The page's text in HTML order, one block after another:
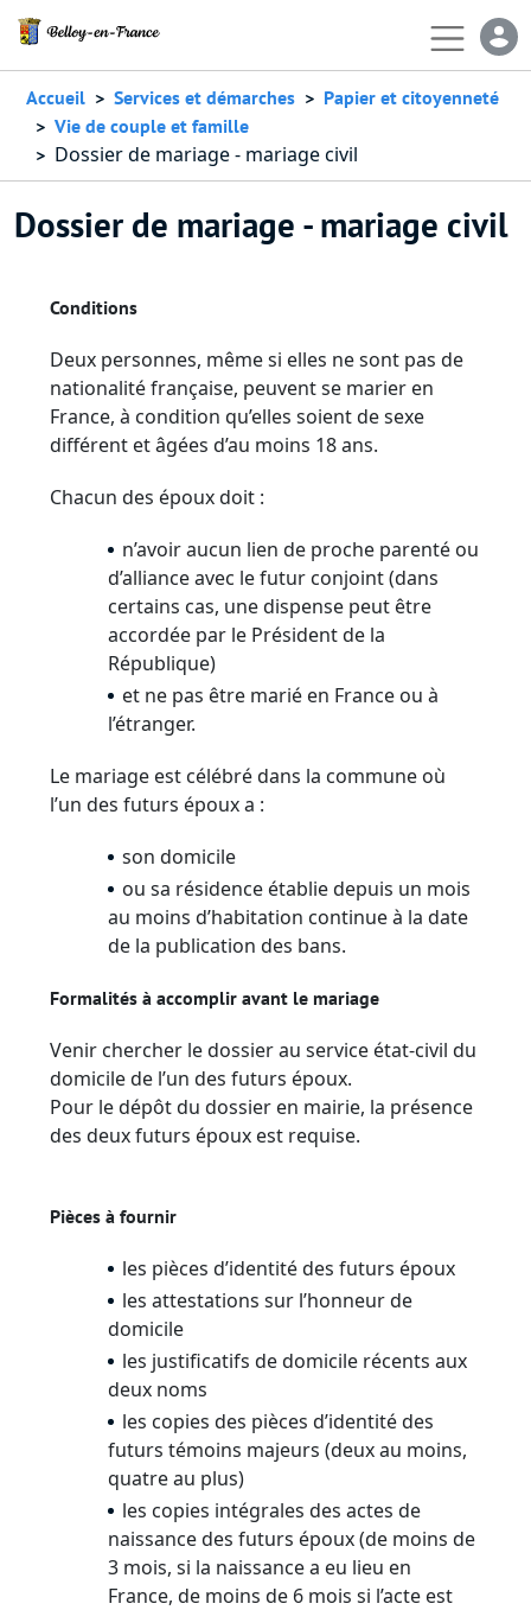
Accueil Services et démarches
Papier et citoyenneté
Vie de couple et famille
Dossier de mariage - mariage civil
Dossier de mariage - mariage civil
Conditions
Deux personnes, même si elles ne sont pas de
nationalité française, peuvent se marier en
France, à condition qu’elles soient de sexe
différent et âgées d’au moins 18 ans.
Chacun des époux doit :
n’avoir aucun lien de proche parenté ou
d’alliance avec le futur conjoint (dans
certains cas, une dispense peut être
accordée par le Président de la
République)
et ne pas être marié en France ou à
l’étranger.
Le mariage est célébré dans la commune où
l’un des futurs époux a :
son domicile
ou sa résidence établie depuis un mois
au moins d’habitation continue à la date
de la publication des bans.
Formalités à accomplir avant le mariage
Venir chercher le dossier au service état-civil du
domicile de l’un des futurs époux.
Pour le dépôt du dossier en mairie, la présence
des deux futurs époux est requise.
Pièces à fournir
les pièces d’identité des futurs époux
les attestations sur l’honneur de
domicile
les justificatifs de domicile récents aux
deux noms
les copies des pièces d’identité des
futurs témoins majeurs (deux au moins,
quatre au plus)
les copies intégrales des actes de
naissance des futurs époux (de moins de
3 mois, si la naissance a eu lieu en
France, de moins de 6 mois si l’acte est